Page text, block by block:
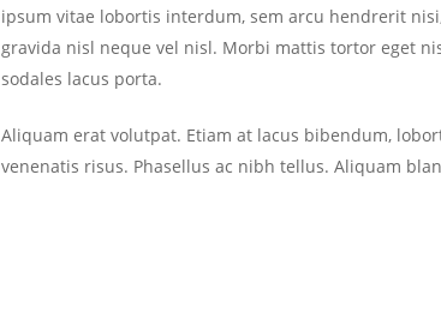
ipsum vitae lobortis interdum, sem arcu hendrerit
gravida nisl neque vel nisl. Morbi mattis tortor eget
sodales lacus porta.
Aliquam erat volutpat. Etiam at lacus bibendum,
venenatis risus. Phasellus ac nibh tellus. Aliquam